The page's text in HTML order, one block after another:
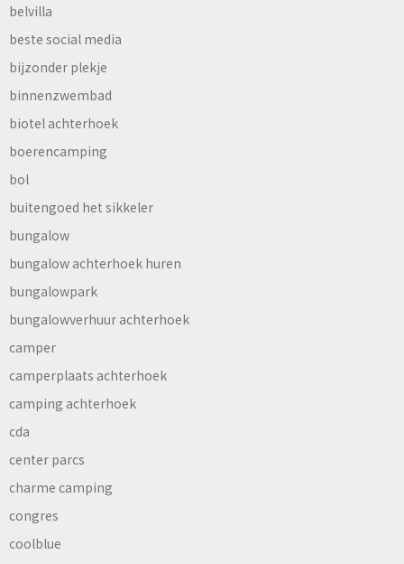
belvilla
beste social media
bijzonder plekje
binnenzwembad
biotel achterhoek
boerencamping
bol
buitengoed het sikkeler
bungalow
bungalow achterhoek huren
bungalowpark
bungalowverhuur achterhoek
camper
camperplaats achterhoek
camping achterhoek
cda
center parcs
charme camping
congres
coolblue